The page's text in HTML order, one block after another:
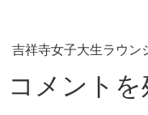
吉祥寺女子大生ラウン
コメントを